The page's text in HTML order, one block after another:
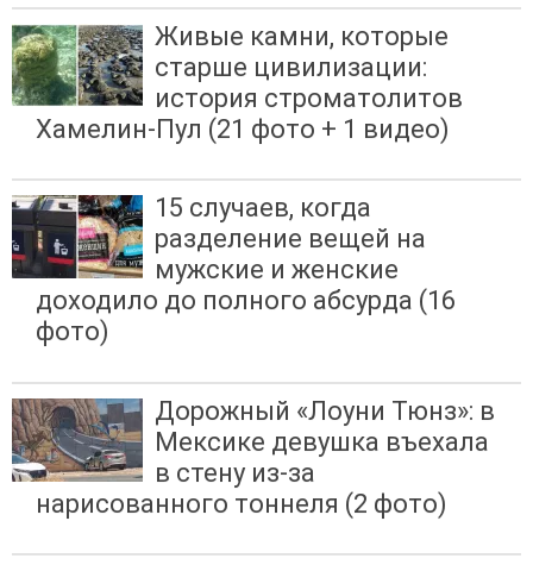
Живые камни, которые
старше цивилизации:
история строматолитов
Хамелин-Пул (21 фото + 1 видео)
15 случаев, когда
разделение вещей на
мужские и женские
доходило до полного абсурда (16
фото)
Дорожный «Лоуни Тюнз»: в
Мексике девушка въехала
в стену из-за
нарисованного тоннеля (2 фото)